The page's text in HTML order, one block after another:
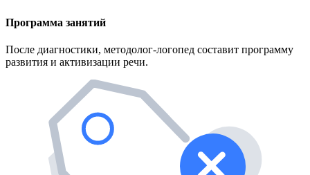
Программа занятий
После диагностики, методолог-логопед составит программу
развития и активизации речи.